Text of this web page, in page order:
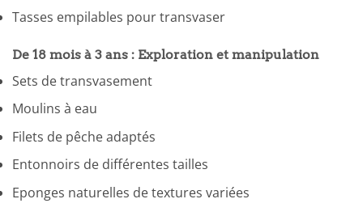
Tasses empilables pour transvaser
De 18 mois à 3 ans : Exploration et manipulation
Sets de transvasement
Moulins à eau
Filets de pêche adaptés
Entonnoirs de différentes tailles
Eponges naturelles de textures variées